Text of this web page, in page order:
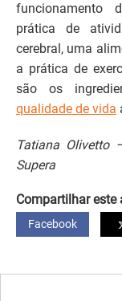
funcionamento
prática de
cerebral, uma
a prática de
são os
qualidade de vida
Tatiana Olivetto
Supera
Compartilhar este
Facebook